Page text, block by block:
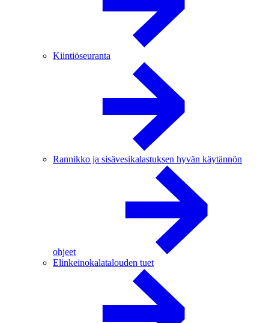
Kiintiöseuranta
Rannikko ja sisävesikalastuksen hyvän käytännön
ohjeet
Elinkeinokalatalouden tuet